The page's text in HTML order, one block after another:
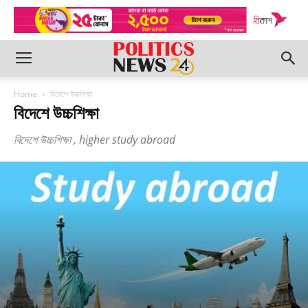
Home বিদেশে উচ্চশিক্ষা
বিদেশে উচ্চশিক্ষা
বিদেশে উচ্চশিক্ষা , higher study abroad